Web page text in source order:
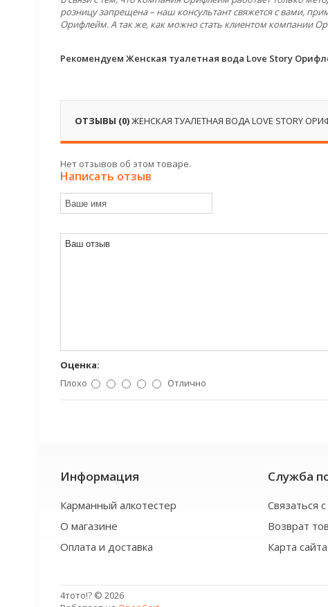
розницу запрещена – наш консультант свяжется с вами,
Орифлейм. А так же, как можно стать клиентом компании
Рекомендуем Женская туалетная вода Love Story
ОТЗЫВЫ (0)ЖЕНСКАЯ ТУАЛЕТНАЯ ВОДА LOVE STORY
Нет отзывов об этом товаре.
Написать отзыв
Оценка:
Плохо
Отлично
Информация
Карманный алкотестер
О магазине
Оплата и доставка
Служба
Связаться
Возврат
Карта сайта
4тото!? © 2026